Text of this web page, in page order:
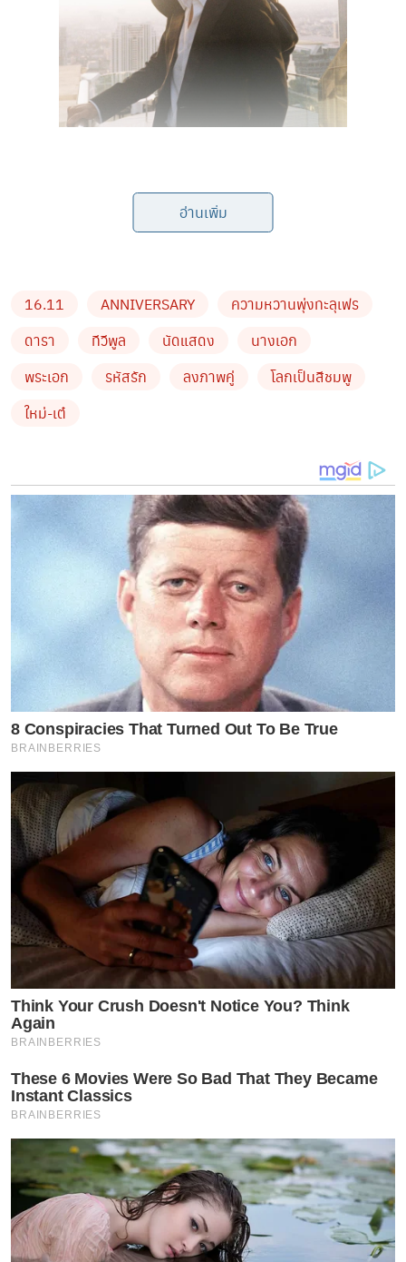
จากวันนั้นที่เล่นละครชายไม่จริงหญิงแท้ด้วยกัน จุดเริ่มต้น
ของความรู้สึกดีๆ ถึงวันนี้ที่เปิดตัวว่าคบหากันนั้นนับได้เกือบ
แล้วใหม่ ดาวิกาลงภาพคู่กับ
พร้อมแคปชั่นรหัส
ฟินกว่าเพราะดูหวานละมุนทั้งแสงสีบนท้องฟ้าและดวงตา
ของลุงเต๋อ
อ่านเพิ่ม
16.11 ANNIVERSARY
ความหวานพุ่งทะลุเฟร
ดารา
ทีวีพูล นัดแสดง
นางเอก
พระเอก
รหัสรัก ลงภาพคู่
โลกเป็นสีชมพู
ใหม่-เต๋
8 Conspiracies That Turned Out To Be True
BRAINBERRIES
Think Your Crush Doesn't Notice You? Think
Again
BRAINBERRIES
These 6 Movies Were So Bad That They Became
Instant Classics
BRAINBERRIES